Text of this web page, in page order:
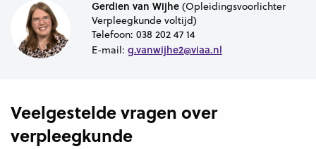
Gerdien van Wijhe (Opleidingsvoorlichter
Verpleegkunde voltijd)
Telefoon: 038 202 47 14
E-mail: g.vanwijhe2@viaa.nl
Veelgestelde vragen over
verpleegkunde